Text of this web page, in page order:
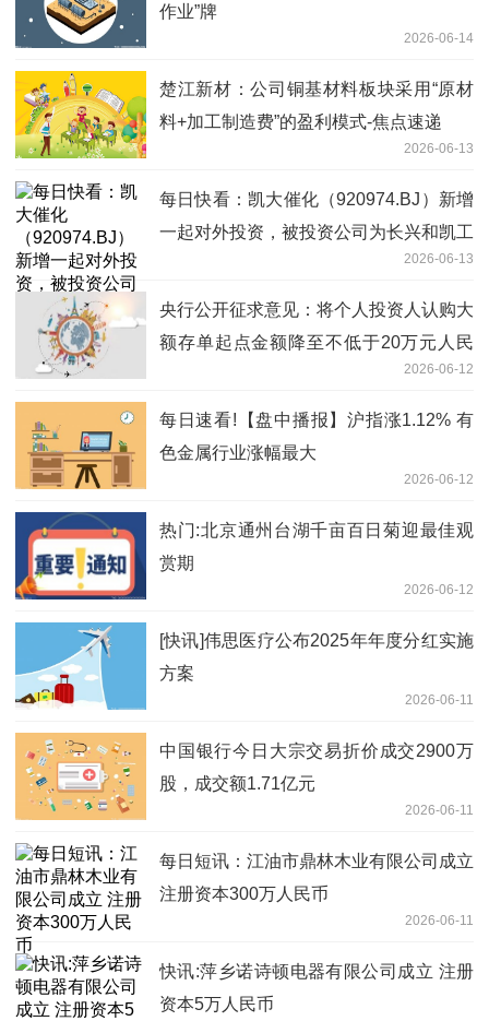
作业”牌
2026-06-14
楚江新材：公司铜基材料板块采用“原材
料+加工制造费”的盈利模式-焦点速递
2026-06-13
每日快看：凯大催化（920974.BJ）新增
一起对外投资，被投资公司为长兴和凯工
2026-06-13
央行公开征求意见：将个人投资人认购大
额存单起点金额降至不低于20万元人民
2026-06-12
每日速看!【盘中播报】沪指涨1.12% 有
色金属行业涨幅最大
2026-06-12
热门:北京通州台湖千亩百日菊迎最佳观
赏期
2026-06-12
[快讯]伟思医疗公布2025年年度分红实施
方案
2026-06-11
中国银行今日大宗交易折价成交2900万
股，成交额1.71亿元
2026-06-11
每日短讯：江油市鼎林木业有限公司成立
注册资本300万人民币
2026-06-11
快讯:萍乡诺诗顿电器有限公司成立 注册
资本5万人民币